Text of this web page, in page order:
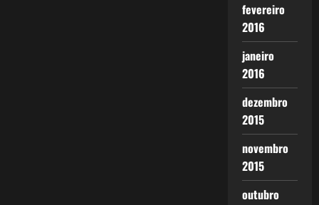
fevereiro
2016
janeiro
2016
dezembro
2015
novembro
2015
outubro